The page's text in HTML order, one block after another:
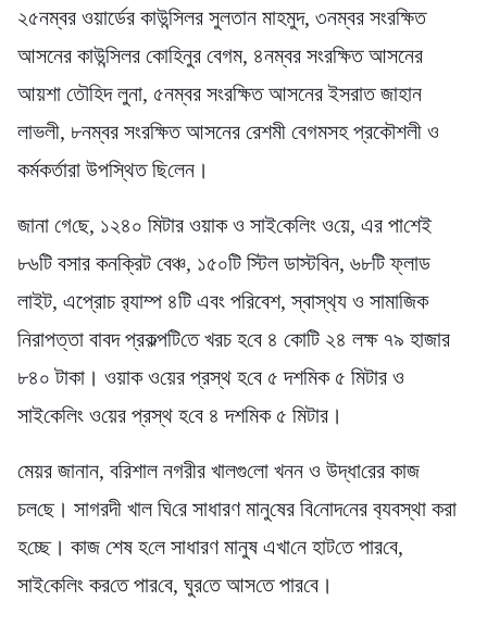
২৫নম্বর ওয়ার্ডের কাউন্সিলর সুলতান মাহমুদ, ৩নম্বর সংরক্ষিত
আসনের কাউন্সিলর কোহিনুর বেগম, ৪নম্বর সংরক্ষিত আসনের
আয়শা তৌহিদ লুনা, ৫নম্বর সংরক্ষিত আসনের ইসরাত জাহান
লাভলী, ৮নম্বর সংরক্ষিত আসনের রেশমী বেগমসহ প্রকৌশলী ও
কর্মকর্তারা উপ‌স্থিত ছি‌লেন।
জানা গে‌ছে, ১২৪০ মিটার ওয়াক ও সাই‌কে‌লিং ও‌য়ে, এর পা‌শেই
৮৬‌টি বসার কন‌ক্রিট বেঞ্চ, ১৫০‌টি স্টিল ডাস্ট‌বিন, ৬৮‌টি ফ্লাড
লাইট, এপ্রোচ র‌্যাম্প ৪‌টি এবং প‌রিবেশ, স্বাস্থ‌্য ও সামা‌জিক
নিরাপত্তা বাবদ প্রকল্প‌টি‌তে খরচ হ‌বে ৪ কো‌টি ২৪ লক্ষ ৭৯ হাজার
৮৪০ টাকা। ওয়াক ও‌য়ের প্রস্থ হ‌বে ৫ দশ‌মিক ৫ মিটার ও
সাই‌কে‌লিং ও‌য়ের প্রস্থ হ‌বে ৪ দশ‌মিক ৫ মিটার।
মেয়র জানান, ব‌রিশা‌ল নগরীর খালগু‌লো খনন ও উদ্ধা‌রের কাজ
চল‌ছে। সাগরদী খাল ঘি‌রে সাধারণ মানু‌ষের বি‌নোদ‌নের ব‌্যবস্থা করা
হ‌চ্ছে। কাজ শেষ হ‌লে সাধারণ মানুষ এখা‌নে হাট‌তে পার‌বে,
সাই‌কে‌লিং কর‌তে পার‌বে, ঘুর‌তে আস‌তে পার‌বে।